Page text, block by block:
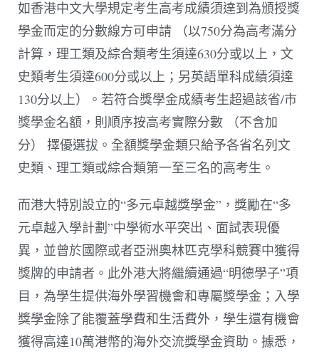
如香港中文大學規定考生高考成績須達到為頒授獎
學金而定的分數線方可申請 （以750分為高考滿分
計算，理工類及綜合類考生須達630分或以上，文
史類考生須達600分或以上；另英語單科成績須達
130分以上）。若符合獎學金成績考生超過該省/市
獎學金名額，則順序按高考實際分數 （不含加
分） 擇優選拔。全額獎學金類只給予各省名列文
史類、理工類或綜合類第一至三名的高考生。
而港大特別設立的“多元卓越獎學金”，獎勵在“多
元卓越入學計劃”中學術水平突出、面試表現優
異，並曾於國際或者亞洲奧林匹克學科競賽中獲得
獎牌的申請者。此外港大將繼續通過“明德學子”項
目，為學生提供海外學習機會和專屬獎學金；入學
獎學金除了能覆蓋學費和生活費外，學生還有機會
獲得高達10萬港幣的海外交流獎學金資助。據悉，